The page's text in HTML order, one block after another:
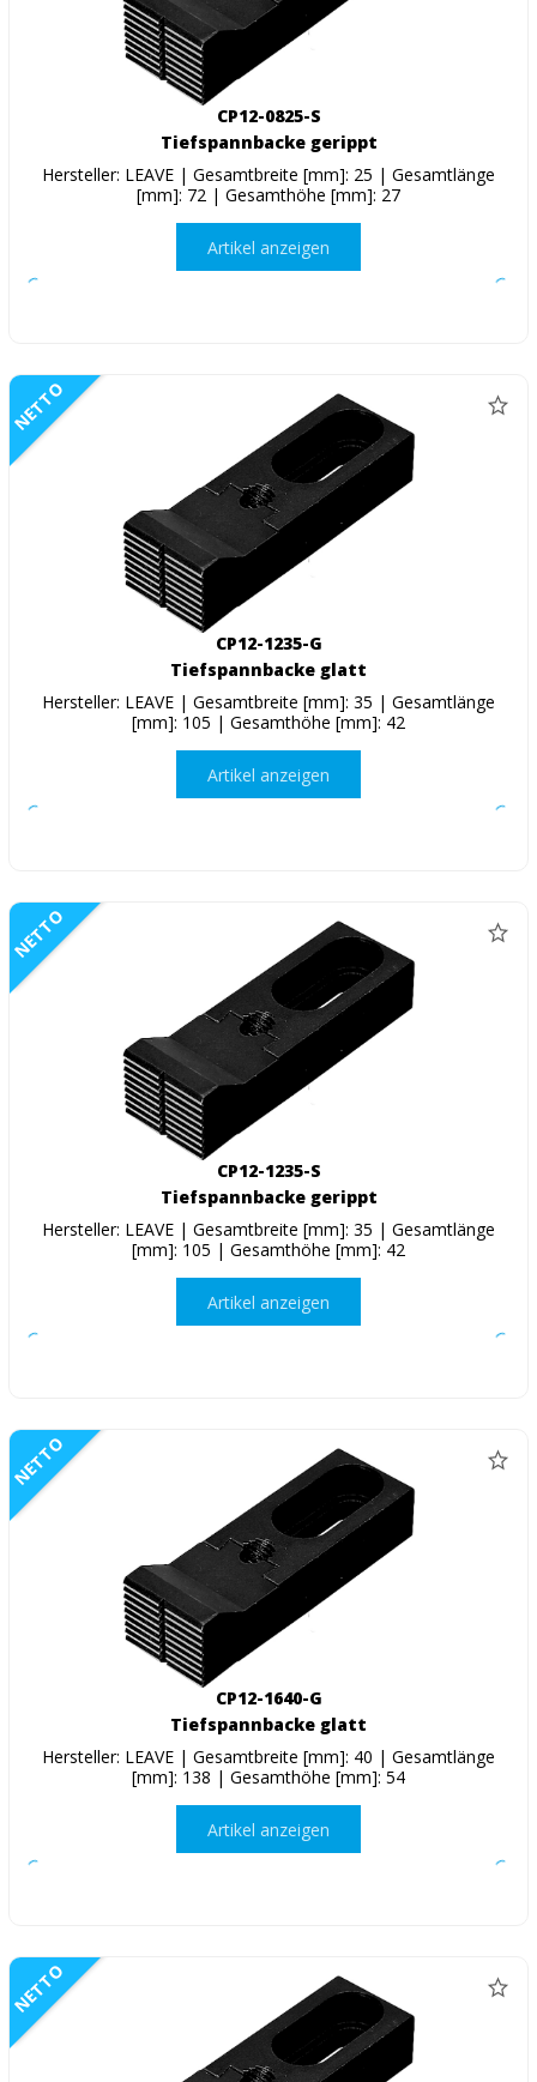
CP12-0825-S
Tiefspannbacke gerippt
Hersteller: LEAVE | Gesamtbreite [mm]: 25 | Gesamtlänge
[mm]: 72 | Gesamthöhe [mm]: 27
Artikel anzeigen
NETTO
CP12-1235-G
Tiefspannbacke glatt
Hersteller: LEAVE | Gesamtbreite [mm]: 35 | Gesamtlänge
[mm]: 105 | Gesamthöhe [mm]: 42
Artikel anzeigen
NETTO
CP12-1235-S
Tiefspannbacke gerippt
Hersteller: LEAVE | Gesamtbreite [mm]: 35 | Gesamtlänge
[mm]: 105 | Gesamthöhe [mm]: 42
Artikel anzeigen
NETTO
CP12-1640-G
Tiefspannbacke glatt
Hersteller: LEAVE | Gesamtbreite [mm]: 40 | Gesamtlänge
[mm]: 138 | Gesamthöhe [mm]: 54
Artikel anzeigen
NETTO